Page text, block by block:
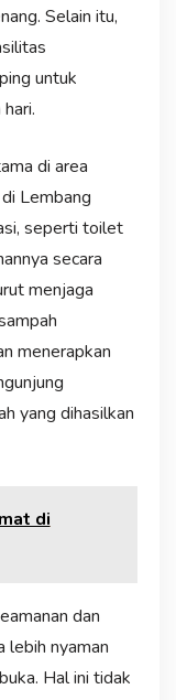
Selain itu,
untuk
di area
Lembang
seperti toilet
secara
menjaga
menerapkan
yang dihasilkan
di
dan
lebih nyaman
Hal ini tidak